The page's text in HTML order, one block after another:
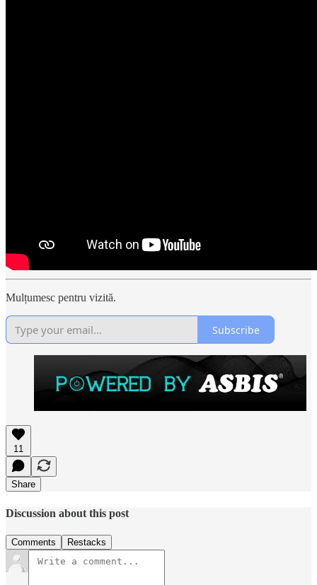
Mulțumesc pentru vizită.
Subscribe
11
Share
Discussion about this post
Comments Restacks